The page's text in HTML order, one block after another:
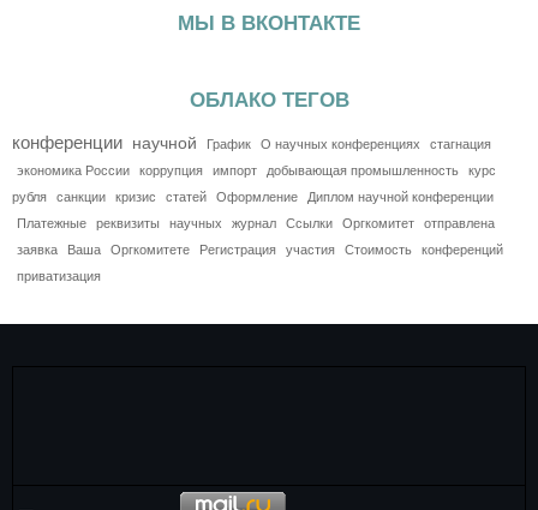
МЫ В ВКОНТАКТЕ
ОБЛАКО ТЕГОВ
конференции научной График О научных конференциях
стагнация
экономика России
коррупция импорт добывающая промышленность
курс
рубля
санкции кризис статей Оформление
Диплом научной конференции
Платежные
реквизиты научных журнал Ссылки Оргкомитет
отправлена
заявка
Ваша Оргкомитете Регистрация участия Стоимость
конференций
приватизация